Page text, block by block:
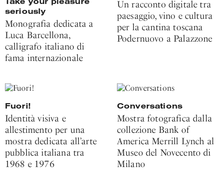
seriously
Monografia dedicata a
Luca Barcellona,
calligrafo italiano di
fama internazionale
Un racconto digitale tra
paesaggio, vino e cultura
per la cantina toscana
Podernuovo a Palazzone
Fuori!
Identità visiva e
allestimento per una
mostra dedicata all’arte
pubblica italiana tra
1968 e 1976
Conversations
Mostra fotografica dalla
collezione Bank of
America Merrill Lynch al
Museo del Novecento di
Milano